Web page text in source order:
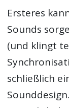
Ersteres
Sounds
(und klingt
schließlich